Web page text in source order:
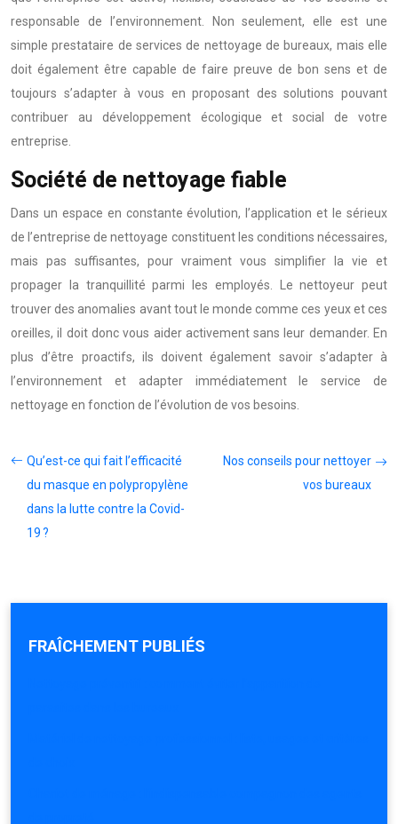
responsable de l’environnement. Non seulement, elle est une
simple prestataire de services de nettoyage de bureaux, mais elle
doit également être capable de faire preuve de bon sens et de
toujours s’adapter à vous en proposant des solutions pouvant
contribuer au développement écologique et social de votre
entreprise.
Société de nettoyage fiable
Dans un espace en constante évolution, l’application et le sérieux
de l’entreprise de nettoyage constituent les conditions nécessaires,
mais pas suffisantes, pour vraiment vous simplifier la vie et
propager la tranquillité parmi les employés. Le nettoyeur peut
trouver des anomalies avant tout le monde comme ces yeux et ces
oreilles, il doit donc vous aider activement sans leur demander. En
plus d’être proactifs, ils doivent également savoir s’adapter à
l’environnement et adapter immédiatement le service de
nettoyage en fonction de l’évolution de vos besoins.
Qu’est-ce qui fait l’efficacité
du masque en polypropylène
dans la lutte contre la Covid-
19 ?
Nos conseils pour nettoyer
vos bureaux
FRAÎCHEMENT PUBLIÉS